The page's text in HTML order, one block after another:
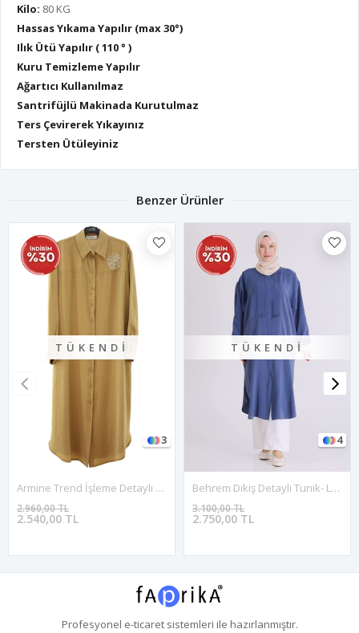
Kilo: 80 KG
Hassas Yıkama Yapılır (max 30°)
Ilık Ütü Yapılır ( 110 ° )
Kuru Temizleme Yapılır
Ağartıcı Kullanılmaz
Santrifüjlü Makinada Kurutulmaz
Ters Çevirerek Yıkayınız
Tersten Ütüleyiniz
Benzer Ürünler
TÜKENDI
3
Armine Trend İşleme Detaylı Tunik-LYN04672 Yağ Yeşili
2.540,00 TL
2.960,00 TL
TÜKENDI
4
Behrem Dikiş Detaylı Tunik- LYN04388 İndigo
2.750,00 TL
3.100,00 TL
Profesyonel e-ticaretsistemleri ile hazırlanmıştır.